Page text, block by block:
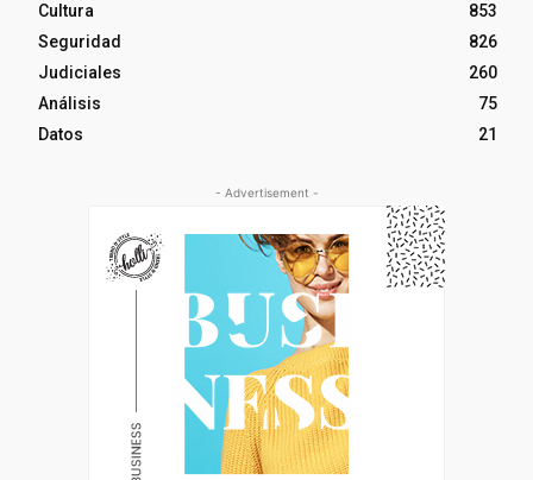
Cultura
853
Seguridad
826
Judiciales
260
Análisis
75
Datos
21
- Advertisement -